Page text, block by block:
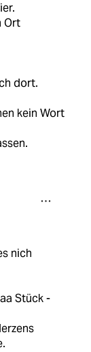
Ort
dort.
kein Wort
nich
Stück -